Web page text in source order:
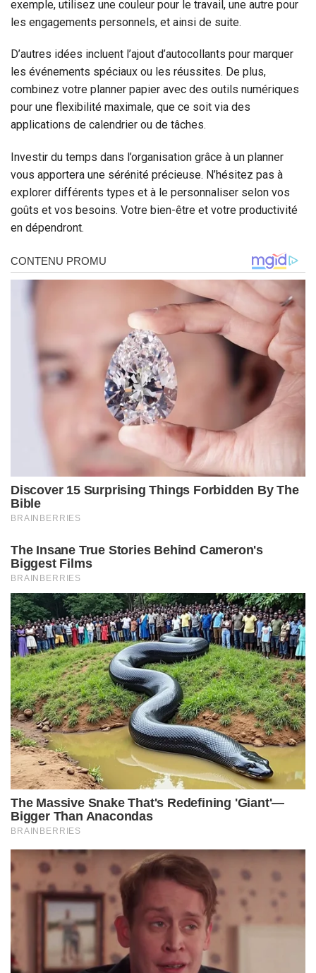
exemple, utilisez une couleur pour le travail, une autre pour
les engagements personnels, et ainsi de suite.
D’autres idées incluent l’ajout d’autocollants pour marquer
les événements spéciaux ou les réussites. De plus,
combinez votre planner papier avec des outils numériques
pour une flexibilité maximale, que ce soit via des
applications de calendrier ou de tâches.
Investir du temps dans l’organisation grâce à un planner
vous apportera une sérénité précieuse. N’hésitez pas à
explorer différents types et à le personnaliser selon vos
goûts et vos besoins. Votre bien-être et votre productivité
en dépendront.